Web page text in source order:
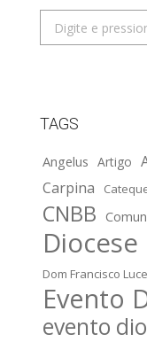
Search:
TAGS
Angelus Artigo
Carpina
CNBB
Dom Francisco
Evento
evento